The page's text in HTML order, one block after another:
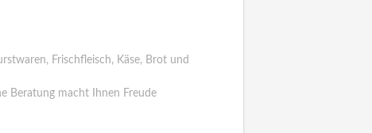
Frischfleisch, Käse, Brot und
Beratung macht Ihnen Freude